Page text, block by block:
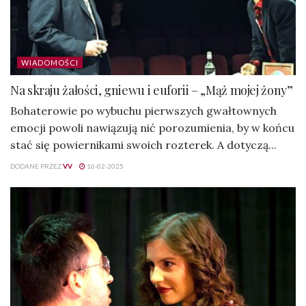
WIADOMOŚCI
Na skraju żałości, gniewu i euforii – „Mąż mojej żony”
Bohaterowie po wybuchu pierwszych gwałtownych
emocji powoli nawiązują nić porozumienia, by w końcu
stać się powiernikami swoich rozterek. A dotyczą...
DODANE PRZEZVV 16-02-2025